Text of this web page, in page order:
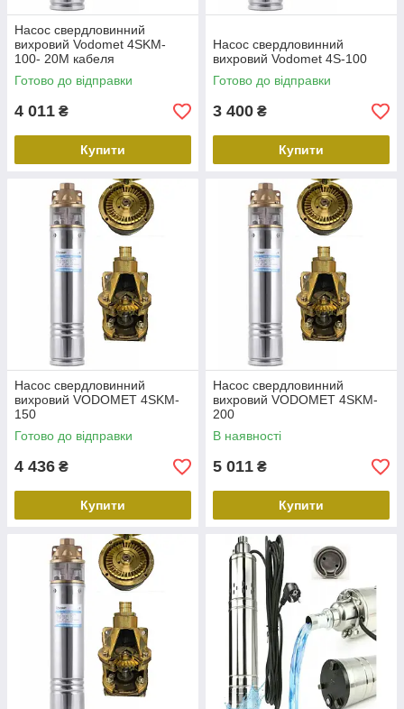
Насос свердловинний
вихровий Vodomet 4SKM-
100- 20М кабеля
Готово до відправки
4 011 ₴
Купити
Насос свердловинний
вихровий Vodomet 4S-100
Готово до відправки
3 400 ₴
Купити
Насос свердловинний
вихровий VODOMET 4SKM-
150
Готово до відправки
4 436 ₴
Купити
Насос свердловинний
вихровий VODOMET 4SKM-
200
В наявності
5 011 ₴
Купити